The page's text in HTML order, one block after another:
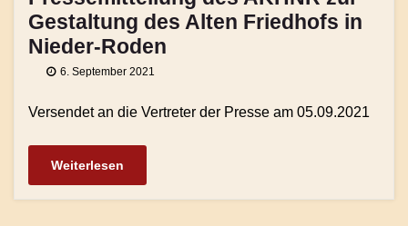
Gestaltung des Alten Friedhofs in
Nieder-Roden
6. September 2021
Versendet an die Vertreter der Presse am 05.09.2021
Weiterlesen